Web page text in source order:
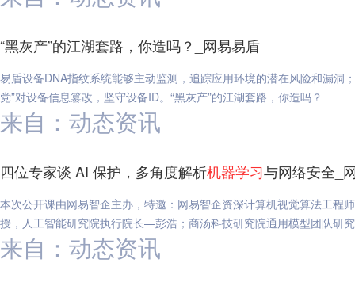
“黑灰产”的江湖套路，你造吗？_网易易盾
易盾设备DNA指纹系统能够主动监测，追踪应用环境的潜在风险和漏洞
党”对设备信息篡改，坚守设备ID。“黑灰产”的江湖套路，你造吗？
来自：动态资讯
四位专家谈 AI 保护，多角度解析机器学习与网络安全_
本次公开课由网易智企主办，特邀：网易智企资深计算机视觉算法工
授，人工智能研究院执行院长—彭浩；商汤科技研究院通用模型团队研
来自：动态资讯